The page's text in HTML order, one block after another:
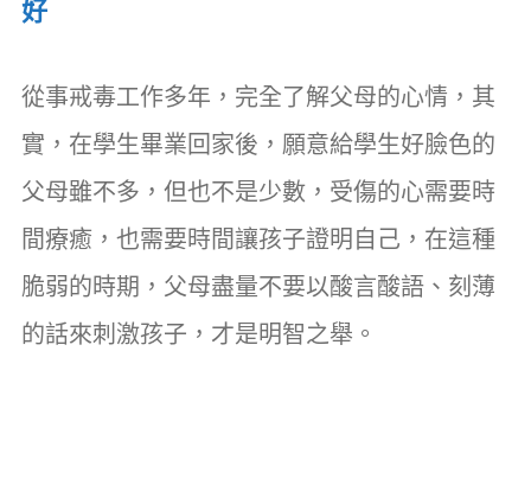
好
從事戒毒工作多年，完全了解父母的心情，其
實，在學生畢業回家後，願意給學生好臉色的
父母雖不多，但也不是少數，受傷的心需要時
間療癒，也需要時間讓孩子證明自己，在這種
脆弱的時期，父母盡量不要以酸言酸語、刻薄
的話來刺激孩子，才是明智之舉。